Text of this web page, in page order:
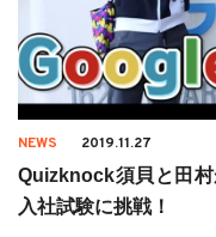
NEWS 2019.11.27
Quizknock須貝と田
入社試験に挑戦！